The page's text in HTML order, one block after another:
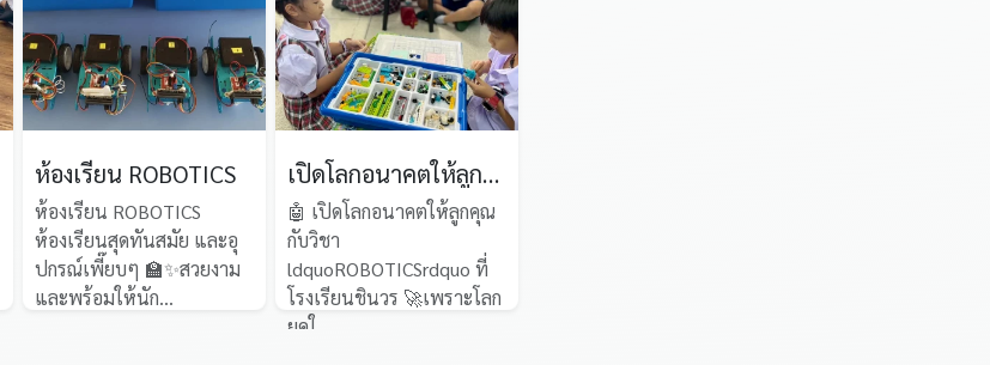
ห้องเรียน ROBOTICS
ห้องเรียน ROBOTICS
ห้องเรียนสุดทันสมัย และอุ
ปกรณ์เพี๊ยบๆ 🏫✨สวยงาม
และพร้อมให้นัก...
เปิดโลกอนาคตให้ลูกคุณกับวิชา “ROBOTICS” ที่โรงเรียนชินวร
🤖 เปิดโลกอนาคตให้ลูกคุณ
กับวิชา
ldquoROBOTICSrdquo ที่
โรงเรียนชินวร 🚀เพราะโลก
ยุคใ...